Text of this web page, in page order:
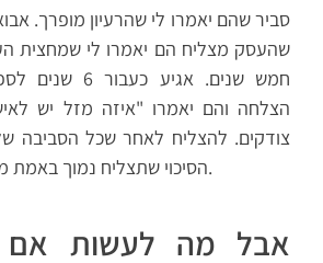
סביר שהם יאמרו לי שהרעיון מופרך.
שהעסק מצליח הם יאמרו לי שמחצית
חמש שנים. אגיע
הצלחה והם יאמרו "איזה מזל יש
צודקים. להצליח לאחר שכל הסביבה
הסיכוי שתצליח נמוך באמת מצריך לא מעט מזל.
אבל מה לעשות